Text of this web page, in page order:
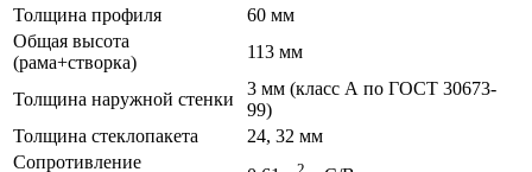
Толщина профиля
60 мм
Общая высота
(рама+створка)
113 мм
Толщина наружной стенки
3 мм (класс А по ГОСТ 30673-
99)
Толщина стеклопакета
24, 32 мм
Сопротивление